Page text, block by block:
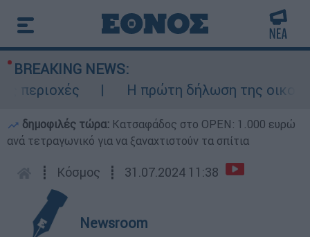
BREAKING NEWS:
Η πρώτη δήλωση της
δημοφιλές τώρα: Κατσαφάδος στο OPEN: 1.000 ευρώ
ανά τετραγωνικό για να ξαναχτιστούν τα σπίτια
┋ Κόσμος ┋ 31.07.2024 11:38
Newsroom